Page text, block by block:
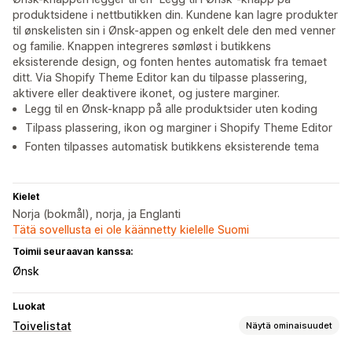
produktsidene i nettbutikken din. Kundene kan lagre produkter
til ønskelisten sin i Ønsk-appen og enkelt dele den med venner
og familie. Knappen integreres sømløst i butikkens
eksisterende design, og fonten hentes automatisk fra temaet
ditt. Via Shopify Theme Editor kan du tilpasse plassering,
aktivere eller deaktivere ikonet, og justere marginer.
Legg til en Ønsk-knapp på alle produktsider uten koding
Tilpass plassering, ikon og marginer i Shopify Theme Editor
Fonten tilpasses automatisk butikkens eksisterende tema
Kielet
Norja (bokmål), norja, ja Englanti
Tätä sovellusta ei ole käännetty kielelle Suomi
Toimii seuraavan kanssa:
Ønsk
Luokat
Toivelistat Näytä ominaisuudet